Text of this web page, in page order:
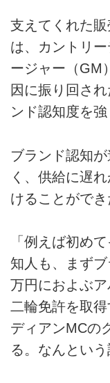
支えてくれた
は、カントリ
ージャー（GM
因に振り回さ
ンド認知度を強
ブランド認知
く、供給に遅
けることができ
「例えば初め
知人も、まず
万円におよぶ
二輪免許を取
ディアンMCの
る。なんという